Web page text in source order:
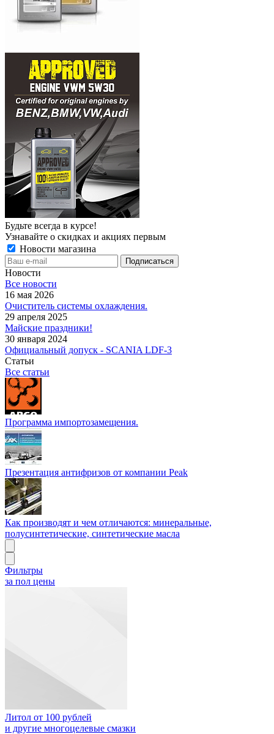
Будьте всегда в курсе!
Узнавайте о скидках и акциях первым
Новости магазина
Новости
Все новости
16 мая 2026
Очиститель системы охлаждения.
29 апреля 2025
Майские праздники!
30 января 2024
Официальный допуск - SCANIA LDF-3
Статьи
Все статьи
Программа импортозамещения.
Презентация антифризов от компании Peak
Как производят и чем отличаются: минеральные,
полусинтетические, синтетические масла
Фильтры
за пол цены
Литол от 100 рублей
и другие многоцелевые смазки